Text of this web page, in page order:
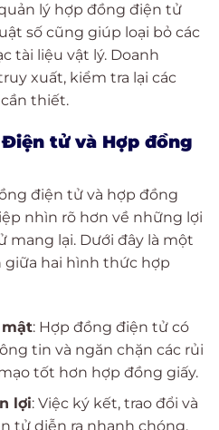
lý hợp đồng điện tử
số cũng giúp loại bỏ các
tài liệu vật lý. Doanh
xuất, kiểm tra lại các
thiết.
tử và Hợp đồng
điện tử và hợp đồng
nhìn rõ hơn về những lợi
mang lại. Dưới đây là một
hai hình thức hợp
mật: Hợp đồng điện tử có
tin và ngăn chặn các rủi
tốt hơn hợp đồng giấy.
lợi: Việc ký kết, trao đổi và
tử diễn ra nhanh chóng,